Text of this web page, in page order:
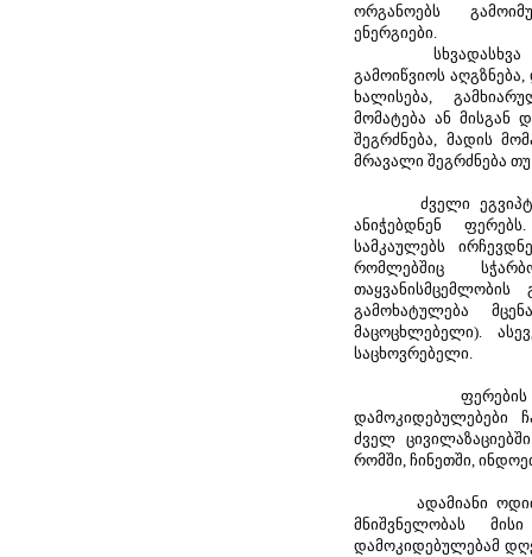
ორგანოებს
ენერგიები.
სხვადასხვა
გამოიწვიოს
ხალისება,
მომატება ან მისგან
შეგრძნება, მადის
მრავალი შეგრძნება თუ
ძველი
ანიჭებდნენ
სამკაულებს
რომლებშიც
თაყვანისმცემლობის
გამოხატულება
მაცოცხლებელი).
საცხოვრებელი.
ფერების
დამოკიდებულებები
ძველ
რომში, ჩინეთში,
ადამიანი
მნიშვნელობას
დამოკიდებულებამ